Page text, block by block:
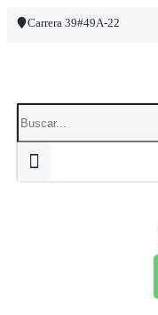
Carrera 39#49A-22